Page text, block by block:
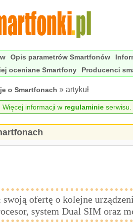
Opis parametrów Smartfonów
oceniane Smartfony Producenci
o Smartfonach » artykuł
informacji w regulaminieserwisu.
ofertę o kolejne
system Dual SIM oraz